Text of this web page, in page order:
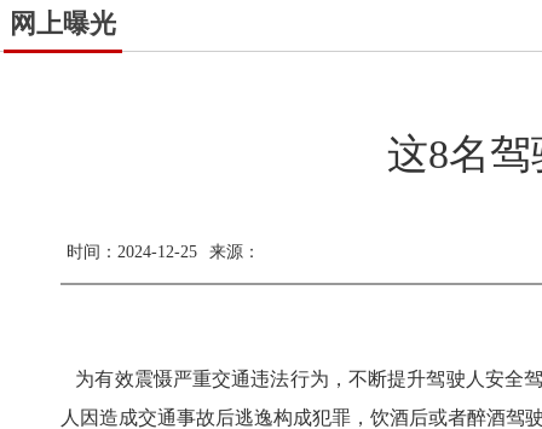
网上曝光
这8名
时间：2024-12-25 来源：
为有效震慑严重交通违法行为，不断提升驾驶人安全
人因造成交通事故后逃逸构成犯罪，饮酒后或者醉酒驾